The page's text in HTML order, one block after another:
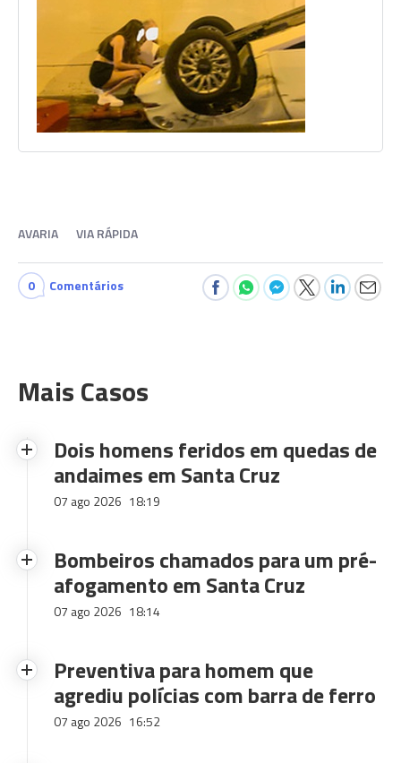
AVARIA VIA RÁPIDA
0 Comentários
Mais Casos
Dois homens feridos em quedas de
andaimes em Santa Cruz
07 ago 2026 18:19
Bombeiros chamados para um pré-
afogamento em Santa Cruz
07 ago 2026 18:14
Preventiva para homem que
agrediu polícias com barra de ferro
07 ago 2026 16:52